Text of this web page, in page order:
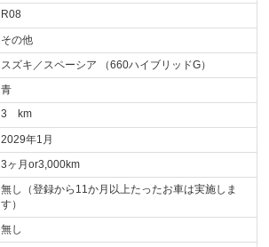
R08
その他
スズキ／スペーシア （660ハイブリッドG）
青
3 km
2029年1月
3ヶ月or3,000km
無し（登録から11か月以上たったお車は実施しま
す）
無し